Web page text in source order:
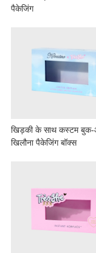
पैकेजिंग
खिड़की के साथ कस्टम बुक-
खिलौना पैकेजिंग बॉक्स